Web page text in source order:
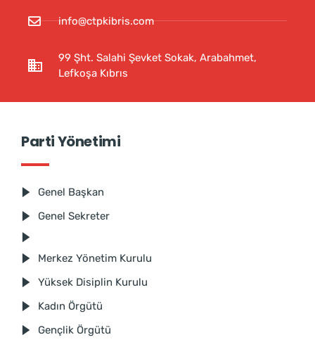
info@ctpkibris.com
99 Şht. Salahi Şevket Sokak, Arabahmet,
Lefkoşa Kıbrıs
Parti Yönetimi
Genel Başkan
Genel Sekreter
Merkez Yönetim Kurulu
Yüksek Disiplin Kurulu
Kadın Örgütü
Gençlik Örgütü